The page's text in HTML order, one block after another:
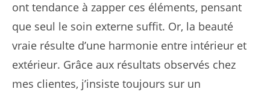
ont tendance à zapper ces éléments, pensant
que seul le soin externe suffit. Or, la beauté
vraie résulte d’une harmonie entre intérieur et
extérieur. Grâce aux résultats observés chez
mes clientes, j’insiste toujours sur un